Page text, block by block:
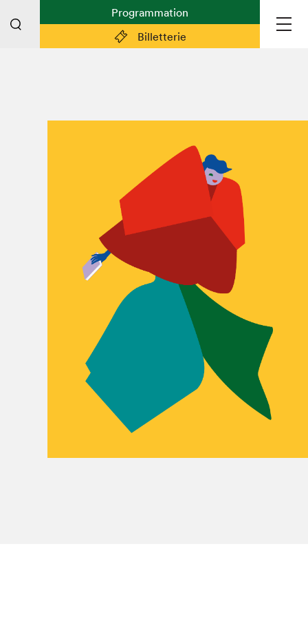
Billetterie
Programmation
Planifier sa visite (prix d'entrée,
horaire, info pratiques)
Billetterie: achetez vos billets!
FAQ visiteur·euse·s
Espace professionnel·le·s
Espace enseignant·e·s
Espace médias
Devenir bénévole
Espace exposant·e·s
Le Salon dans la ville, espace
organisateur⋅rice
> SLM Pro